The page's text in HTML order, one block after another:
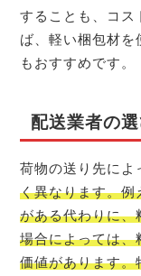
することも、コス
ば、軽い梱包材を
もおすすめです。
配送業者の
荷物の送り先によ
く異なります。例
がある代わりに、
場合によっては、
価値があります。